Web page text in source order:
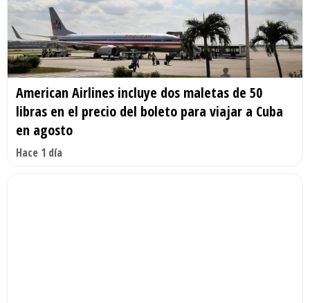
American Airlines incluye dos maletas de 50
libras en el precio del boleto para viajar a Cuba
en agosto
Hace 1 día